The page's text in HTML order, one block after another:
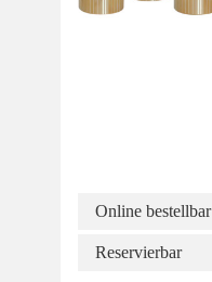
Online bestellbar
Reservierbar